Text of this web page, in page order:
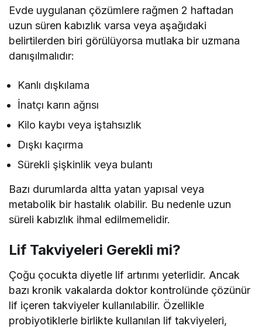
Evde uygulanan çözümlere rağmen 2 haftadan
uzun süren kabızlık varsa veya aşağıdaki
belirtilerden biri görülüyorsa mutlaka bir uzmana
danışılmalıdır:
Kanlı dışkılama
İnatçı karın ağrısı
Kilo kaybı veya iştahsızlık
Dışkı kaçırma
Sürekli şişkinlik veya bulantı
Bazı durumlarda altta yatan yapısal veya
metabolik bir hastalık olabilir. Bu nedenle uzun
süreli kabızlık ihmal edilmemelidir.
Lif Takviyeleri Gerekli mi?
Çoğu çocukta diyetle lif artırımı yeterlidir. Ancak
bazı kronik vakalarda doktor kontrolünde çözünür
lif içeren takviyeler kullanılabilir. Özellikle
probiyotiklerle birlikte kullanılan lif takviyeleri,